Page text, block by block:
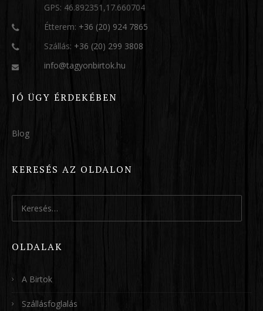
GPS: 46.892351,17.660704
Étterem: +36 (20) 924 7865
Szállás: +36 (20) 299 3808
info@tagyonbirtok.hu
JÓ ÜGY ÉRDEKÉBEN
Blog
KERESÉS AZ OLDALON
OLDALAK
A Birtok
Szállásfoglalás